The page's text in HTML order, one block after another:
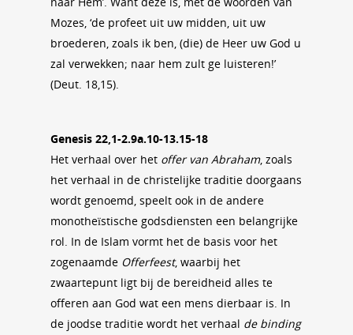
Mozes, ‘de profeet uit uw midden, uit uw
broederen, zoals ik ben, (die) de Heer uw God u
zal verwekken; naar hem zult ge luisteren!’
(Deut. 18,15).
Genesis 22,1-2.9a.10-13.15-18
Het verhaal over het offer van Abraham, zoals
het verhaal in de christelijke traditie doorgaans
wordt genoemd, speelt ook in de andere
monotheïstische godsdiensten een belangrijke
rol. In de Islam vormt het de basis voor het
zogenaamde Offerfeest, waarbij het
zwaartepunt ligt bij de bereidheid alles te
offeren aan God wat een mens dierbaar is. In
de joodse traditie wordt het verhaal de binding